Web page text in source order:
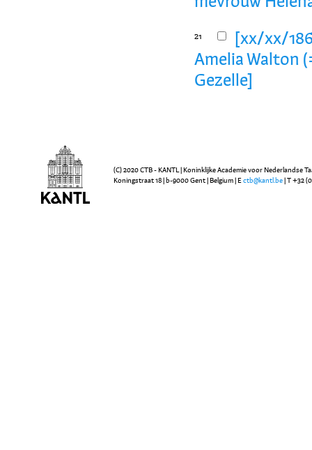
21
[xx/xx/
Amelia Walton
Gezelle]
(C) 2020 CTB - KANTL | Koninklijke Academie voor Nederlandse
Koningstraat 18 | b-9000 Gent | Belgium | E ctb@kantl.be | T +32